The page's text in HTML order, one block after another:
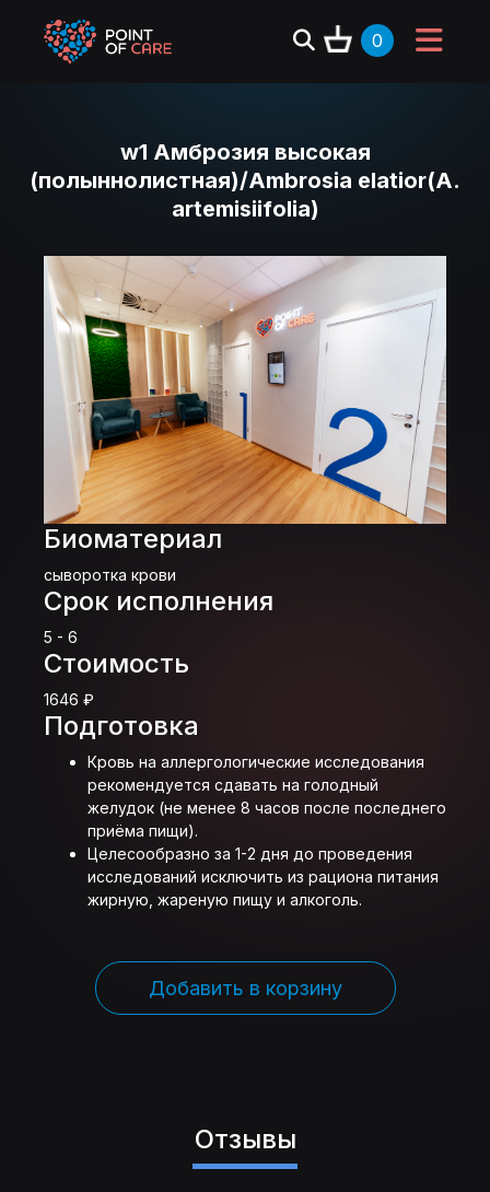
0
w1 Амброзия высокая
(полыннолистная)/Ambrosia elatior(A.
artemisiifolia)
Биоматериал
сыворотка крови
Срок исполнения
5 - 6
Стоимость
1646 ₽
Подготовка
Кровь на аллергологические исследования
рекомендуется сдавать на голодный
желудок (не менее 8 часов после последнего
приёма пищи).
Целесообразно за 1-2 дня до проведения
исследований исключить из рациона питания
жирную, жареную пищу и алкоголь.
Добавить в корзину
Отзывы